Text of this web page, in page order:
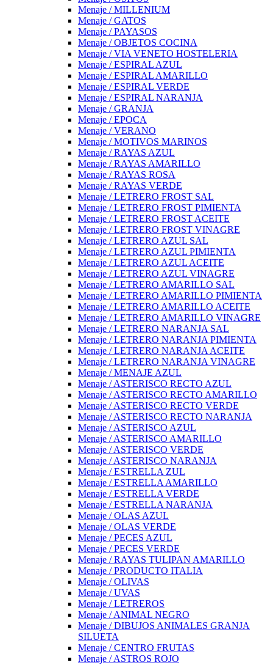
Menaje / MILLENIUM
Menaje / GATOS
Menaje / PAYASOS
Menaje / OBJETOS COCINA
Menaje / VIA VENETO HOSTELERIA
Menaje / ESPIRAL AZUL
Menaje / ESPIRAL AMARILLO
Menaje / ESPIRAL VERDE
Menaje / ESPIRAL NARANJA
Menaje / GRANJA
Menaje / EPOCA
Menaje / VERANO
Menaje / MOTIVOS MARINOS
Menaje / RAYAS AZUL
Menaje / RAYAS AMARILLO
Menaje / RAYAS ROSA
Menaje / RAYAS VERDE
Menaje / LETRERO FROST SAL
Menaje / LETRERO FROST PIMIENTA
Menaje / LETRERO FROST ACEITE
Menaje / LETRERO FROST VINAGRE
Menaje / LETRERO AZUL SAL
Menaje / LETRERO AZUL PIMIENTA
Menaje / LETRERO AZUL ACEITE
Menaje / LETRERO AZUL VINAGRE
Menaje / LETRERO AMARILLO SAL
Menaje / LETRERO AMARILLO PIMIENTA
Menaje / LETRERO AMARILLO ACEITE
Menaje / LETRERO AMARILLO VINAGRE
Menaje / LETRERO NARANJA SAL
Menaje / LETRERO NARANJA PIMIENTA
Menaje / LETRERO NARANJA ACEITE
Menaje / LETRERO NARANJA VINAGRE
Menaje / MENAJE AZUL
Menaje / ASTERISCO RECTO AZUL
Menaje / ASTERISCO RECTO AMARILLO
Menaje / ASTERISCO RECTO VERDE
Menaje / ASTERISCO RECTO NARANJA
Menaje / ASTERISCO AZUL
Menaje / ASTERISCO AMARILLO
Menaje / ASTERISCO VERDE
Menaje / ASTERISCO NARANJA
Menaje / ESTRELLA ZUL
Menaje / ESTRELLA AMARILLO
Menaje / ESTRELLA VERDE
Menaje / ESTRELLA NARANJA
Menaje / OLAS AZUL
Menaje / OLAS VERDE
Menaje / PECES AZUL
Menaje / PECES VERDE
Menaje / RAYAS TULIPAN AMARILLO
Menaje / PRODUCTO ITALIA
Menaje / OLIVAS
Menaje / UVAS
Menaje / LETREROS
Menaje / ANIMAL NEGRO
Menaje / DIBUJOS ANIMALES GRANJA
SILUETA
Menaje / CENTRO FRUTAS
Menaje / ASTROS ROJO